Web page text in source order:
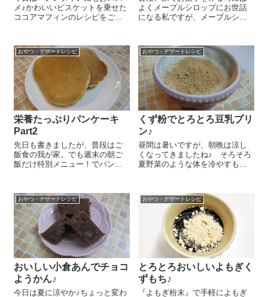
メ♪かわいいビスケットを乗せた
ココアマフィンのレシピをご紹
だけでとっても簡単ですよ～！
ボールに熟したバナナ 2本を入
れてフォークやマッシャーでつ
ぶ...
よくメープルシロップにお世話
になる私ですが、メープルシロ
ロップを買う余裕はちょっと…
っていうこともよくあります('_')
作り方もとても簡単♪『てんさ
い...
おやつ・デザートレシピ
栄養たっぷりパンケーキ
Part2
先日も書きましたが、普段はご
飯食の我が家。でも週末の朝ご
飯だけ特別メニュー！でパンや
（ホワイト）』を入れたパンケ
ーキをご紹介しましたが、今日
は『アリサン ミューズリー』
をたっぷり入れて...
おやつ・デザートレシピ
くず粉でとろとろ豆乳プリ
ン♪
昼間は暑いですが、朝晩は涼し
くなってきましたね♪ そろそろ
夏野菜のような体を冷やすもの
事な時期です。昼間の暑さに負
けて冷たいものを食べたくなり
ますが、あまり体を冷やさない
ようにしていき...
おやつ・デザートレシピ
おいしい小倉あんでチョコ
ようかん♪
今日は夏に涼やか♪ちょっと変わ
おやつ・デザートレシピ
とろとろおいしいよもぎく
ずもち♪
『よもぎ粉末』で手軽によもぎ